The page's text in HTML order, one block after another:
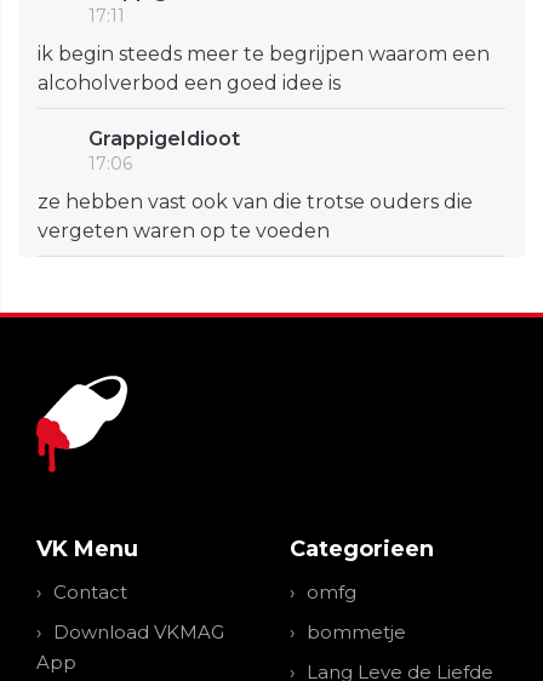
17:11
ik begin steeds meer te begrijpen waarom een
alcoholverbod een goed idee is
GrappigeIdioot
17:06
ze hebben vast ook van die trotse ouders die
vergeten waren op te voeden
VK Menu
Contact
Download VKMAG
App
Categorieen
omfg
bommetje
Lang Leve de Liefde